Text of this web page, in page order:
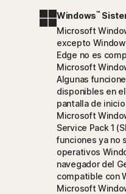
Windows™
Microsoft
excepto
Edge no es
Microsoft
Algunas
disponibles en
pantalla de
Microsoft
Service Pack 1
funciones ya no
operativos
navegador del
compatible con
Microsoft